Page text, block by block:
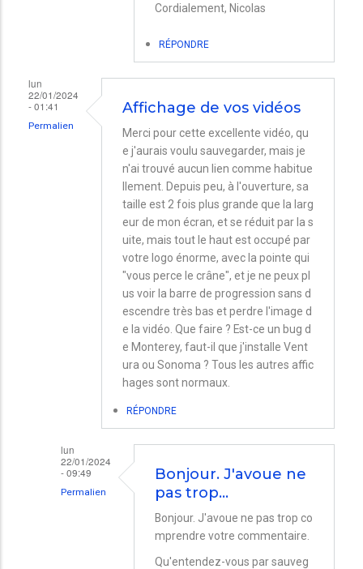
Cordialement, Nicolas
RÉPONDRE
lun
22/01/2024
- 01:41
Permalien
Affichage de vos vidéos
Merci pour cette excellente vidéo, qu
e j'aurais voulu sauvegarder, mais je
n'ai trouvé aucun lien comme habitue
llement. Depuis peu, à l'ouverture, sa
taille est 2 fois plus grande que la larg
eur de mon écran, et se réduit par la s
uite, mais tout le haut est occupé par
votre logo énorme, avec la pointe qui
"vous perce le crâne", et je ne peux pl
us voir la barre de progression sans d
escendre très bas et perdre l'image d
e la vidéo. Que faire ? Est-ce un bug d
e Monterey, faut-il que j'installe Vent
ura ou Sonoma ? Tous les autres affic
hages sont normaux.
RÉPONDRE
lun
22/01/2024
- 09:49
Permalien
Bonjour. J'avoue ne
pas trop…
Bonjour. J'avoue ne pas trop co
mprendre votre commentaire.
Qu'entendez-vous par sauveg